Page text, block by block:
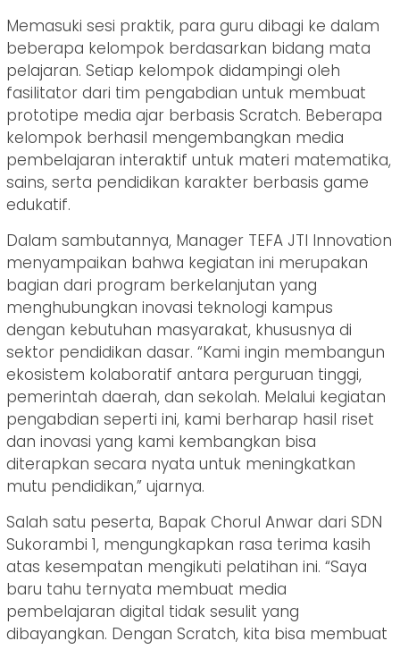
Memasuki sesi praktik, para guru dibagi ke dalam
beberapa kelompok berdasarkan bidang mata
pelajaran. Setiap kelompok didampingi oleh
fasilitator dari tim pengabdian untuk membuat
prototipe media ajar berbasis Scratch. Beberapa
kelompok berhasil mengembangkan media
pembelajaran interaktif untuk materi matematika,
sains, serta pendidikan karakter berbasis game
edukatif.
Dalam sambutannya, Manager TEFA JTI Innovation
menyampaikan bahwa kegiatan ini merupakan
bagian dari program berkelanjutan yang
menghubungkan inovasi teknologi kampus
dengan kebutuhan masyarakat, khususnya di
sektor pendidikan dasar. “Kami ingin membangun
ekosistem kolaboratif antara perguruan tinggi,
pemerintah daerah, dan sekolah. Melalui kegiatan
pengabdian seperti ini, kami berharap hasil riset
dan inovasi yang kami kembangkan bisa
diterapkan secara nyata untuk meningkatkan
mutu pendidikan,” ujarnya.
Salah satu peserta, Bapak Chorul Anwar dari SDN
Sukorambi 1, mengungkapkan rasa terima kasih
atas kesempatan mengikuti pelatihan ini. “Saya
baru tahu ternyata membuat media
pembelajaran digital tidak sesulit yang
dibayangkan. Dengan Scratch, kita bisa membuat